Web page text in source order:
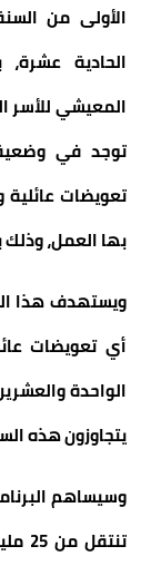
الأولى من
الحادية
المعيشي للأسر
توجد في
تعويضات
بها العمل،
ويستهدف هذا
أي تعويضات
الواحدة
يتجاوزون هذه
وسيساهم